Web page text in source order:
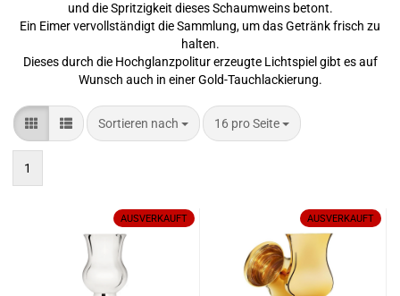
und die Spritzigkeit dieses Schaumweins betont.
Ein Eimer vervollständigt die Sammlung, um das Getränk frisch zu
halten.
Dieses durch die Hochglanzpolitur erzeugte Lichtspiel gibt es auf
Wunsch auch in einer Gold-Tauchlackierung.
Sortieren nach
Sortieren nach 16 pro Seite
pro Seite
1
AUSVERKAUFT AUSVERKAUFT